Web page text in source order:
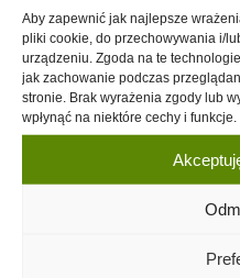
Aby zapewnić jak najlepsze
pliki cookie, do przechowywania i/
urządzeniu. Zgoda na te
jak zachowanie podczas
stronie. Brak wyrażenia zgody lub
wpłynąć na niektóre cechy i funkcje.
07 GRU
SL
rynkowe
06